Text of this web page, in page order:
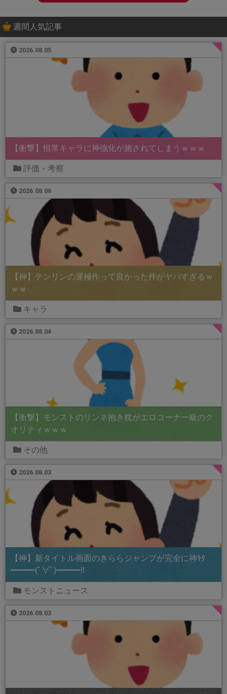
週間人気記事
2026.08.05
【衝撃】恒常キャラに神強化が施されてしまうｗｗｗ
評価・考察
2026.08.06
【神】テンリンの運極作って良かった件がヤバすぎるｗ
ｗｗ
キャラ
2026.08.04
【衝撃】モンストのリンネ抱き枕がエロコーナー級のク
オリティｗｗｗ
その他
2026.08.03
【神】新タイトル画面のきららジャンプが完全に神ｷﾀ
━━━(ﾟ∀ﾟ)━━━!!
モンストニュース
2026.08.03